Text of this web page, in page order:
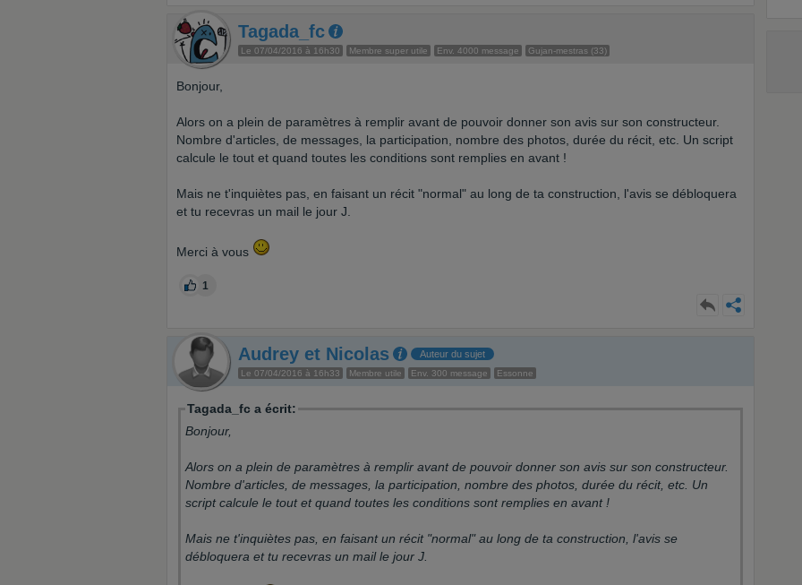
Tagada_fc
Le 07/04/2016 à 16h30 Membre super utile Env. 4000 message Gujan-mestras (33)
Bonjour,
Alors on a plein de paramètres à remplir avant de pouvoir donner son avis sur son constructeur.
Nombre d'articles, de messages, la participation, nombre des photos, durée du récit, etc. Un script
calcule le tout et quand toutes les conditions sont remplies en avant !
Mais ne t'inquiètes pas, en faisant un récit "normal" au long de ta construction, l'avis se débloquera
et tu recevras un mail le jour J.
Merci à vous
1
Audrey et Nicolas Auteur du sujet
Le 07/04/2016 à 16h33 Membre utile Env. 300 message Essonne
Tagada_fc a écrit:
Bonjour,
Alors on a plein de paramètres à remplir avant de pouvoir donner son avis sur son constructeur.
Nombre d'articles, de messages, la participation, nombre des photos, durée du récit, etc. Un
script calcule le tout et quand toutes les conditions sont remplies en avant !
Mais ne t'inquiètes pas, en faisant un récit "normal" au long de ta construction, l'avis se
débloquera et tu recevras un mail le jour J.